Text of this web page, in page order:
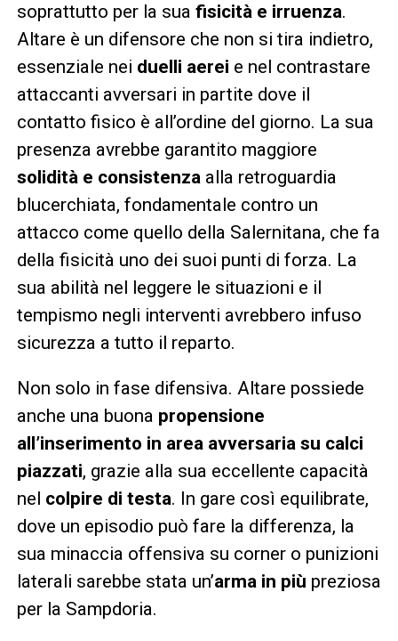
soprattutto per la sua fisicità e irruenza.
Altare è un difensore che non si tira indietro,
essenziale nei duelli aerei e nel contrastare
attaccanti avversari in partite dove il
contatto fisico è all’ordine del giorno. La sua
presenza avrebbe garantito maggiore
solidità e consistenzaalla retroguardia
blucerchiata, fondamentale contro un
attacco come quello della Salernitana, che fa
della fisicità uno dei suoi punti di forza. La
sua abilità nel leggere le situazioni e il
tempismo negli interventi avrebbero infuso
sicurezza a tutto il reparto.
Non solo in fase difensiva. Altare possiede
anche una buona propensione
all’inserimento in area avversaria su calci
piazzati, grazie alla sua eccellente capacità
nel colpire di testa. In gare così equilibrate,
dove un episodio può fare la differenza, la
sua minaccia offensiva su corner o punizioni
laterali sarebbe stata un’arma in più preziosa
per la Sampdoria.